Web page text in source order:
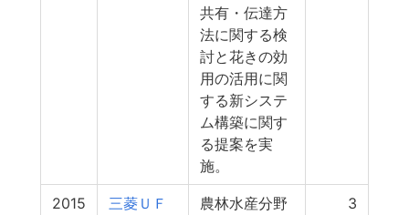
共有・伝達方
法に関する検
討と花きの効
用の活用に関
する新システ
ム構築に関す
る提案を実
施。
2015
三菱ＵＦ
農林水産分野
3